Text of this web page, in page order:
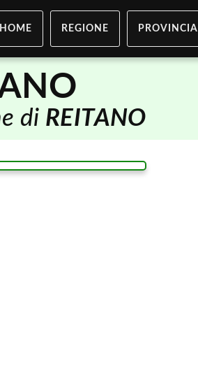
HOME REGIONE PROVINCIA
di REITANO